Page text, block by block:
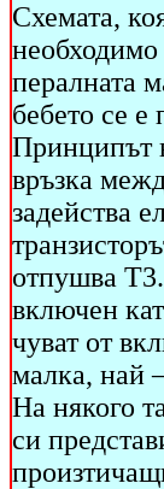
Схемата,
необходимо
пералната
бебето се
Принципът
връзка
задейства
отпушва Т3.
включен
чуват от
малка, най
На някого
си